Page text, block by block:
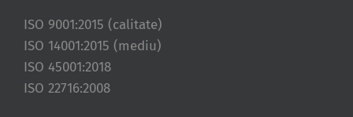
ISO 9001:2015 (calitate)
ISO 14001:2015 (mediu)
ISO 45001:2018
ISO 22716:2008